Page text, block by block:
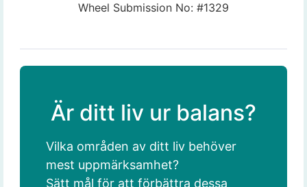
Wheel Submission No: #1329
Är ditt liv ur balans?
Vilka områden av ditt liv behöver
mest uppmärksamhet?
Sätt mål för att förbättra dessa